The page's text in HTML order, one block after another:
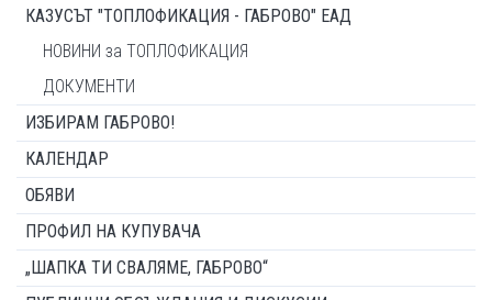
КАЗУСЪТ "ТОПЛОФИКАЦИЯ - ГАБРОВО" ЕАД
НОВИНИ за ТОПЛОФИКАЦИЯ
ДОКУМЕНТИ
ИЗБИРАМ ГАБРОВО!
КАЛЕНДАР
ОБЯВИ
ПРОФИЛ НА КУПУВАЧА
„ШАПКА ТИ СВАЛЯМЕ, ГАБРОВО“